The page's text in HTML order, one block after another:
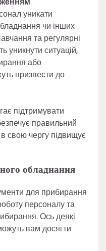
уникати
чи інших
та регулярні
уникнути ситуацій,
або
призвести до
підтримувати
правильний
свою чергу підвищує
обладнання
для прибирання
персоналу та
Ось деякі
вам досягти